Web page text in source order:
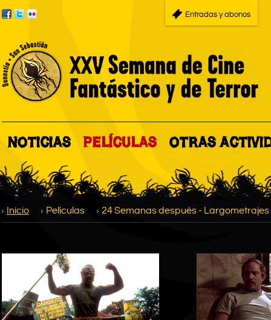
Entradas y abonos
NOTICIAS PELÍCULAS OTRAS
Inicio Películas 24 Semanas después - Largometrajes